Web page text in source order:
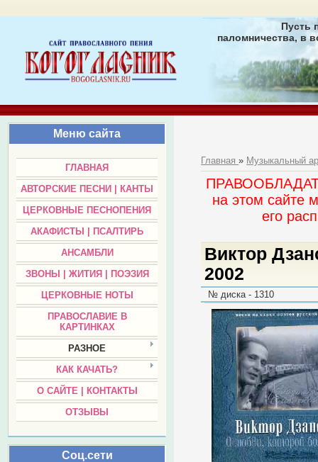
Пусть
паломничества, в
Меню сайта
ГЛАВНАЯ
АВТОРСКИЕ ПЕСНИ | КАНТЫ
ЦЕРКОВНЫЕ ПЕСНОПЕНИЯ
АКАФИСТЫ | ПСАЛТИРЬ
АНСАМБЛИ
ЗВОНЫ | ЖИТИЯ | ПОЭЗИЯ
ЦЕРКОВНЫЕ НОТЫ
ПРАВОСЛАВИЕ В
КАРТИНКАХ
РАЗНОЕ
КАК КАЧАТЬ?
О САЙТЕ | КОНТАКТЫ
ОТЗЫВЫ
Соц.сети
Главная» Музыкальный
на этом сайте
его
Виктор
2002
№ диска - 1310